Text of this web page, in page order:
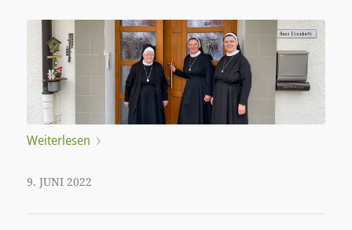
Weiterlesen
9. JUNI 2022